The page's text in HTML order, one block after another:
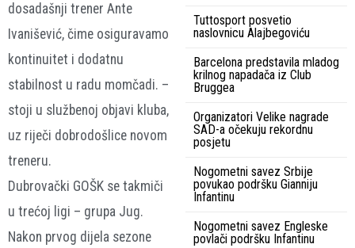
dosadašnji trener Ante
Ivanišević, čime osiguravamo
kontinuitet i dodatnu
stabilnost u radu momčadi. –
stoji u službenoj objavi kluba,
uz riječi dobrodošlice novom
treneru.
Dubrovački GOŠK se takmiči
u trećoj ligi – grupa Jug.
Nakon prvog dijela sezone
Tuttosport posvetio
naslovnicu Alajbegoviću
Barcelona predstavila mladog
krilnog napadača iz Club
Bruggea
Organizatori Velike nagrade
SAD-a očekuju rekordnu
posjetu
Nogometni savez Srbije
povukao podršku Gianniju
Infantinu
Nogometni savez Engleske
povlači podršku Infantinu